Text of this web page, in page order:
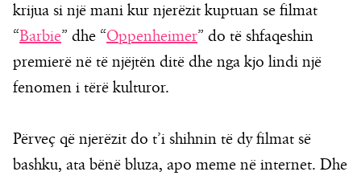
krijua si një mani kur njerëzit kuptuan se filmat
“Barbie” dhe “Oppenheimer” do të shfaqeshin
premierë në të njëjtën ditë dhe nga kjo lindi një
fenomen i tërë kulturor.
Përveç që njerëzit do t’i shihnin të dy filmat së
bashku, ata bënë bluza, apo meme në internet. Dhe